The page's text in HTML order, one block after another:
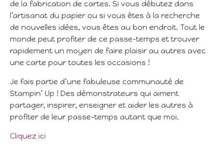
de la fabrication de cartes. Si vous débutez dans
l’artisanat du papier ou si vous êtes à la recherche
de nouvelles idées, vous êtes au bon endroit. Tout le
monde peut profiter de ce passe-temps et trouver
rapidement un moyen de faire plaisir au autres avec
une carte pour toutes les occasions !
Je fais partie d’une fabuleuse communauté de
Stampin’ Up ! Des démonstrateurs qui aiment
partager, inspirer, enseigner et aider les autres à
profiter de leur passe-temps autant que moi.
Cliquez ici